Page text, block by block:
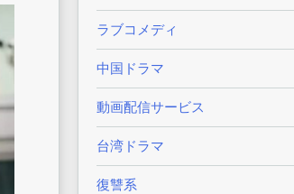
ラブコメディ
中国ドラマ
動画配信サービス
台湾ドラマ
復讐系